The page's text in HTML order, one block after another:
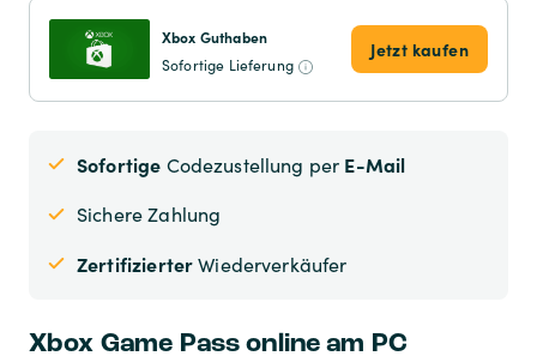
Xbox Guthaben
Sofortige Lieferung
Jetzt kaufen
Sofortige Codezustellung per E-Mail
Sichere Zahlung
ZertifizierterWiederverkäufer
Xbox Game Pass online am PC